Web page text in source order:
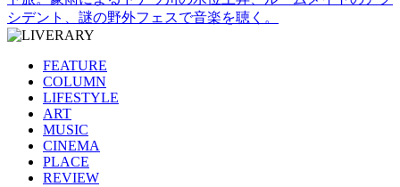
シデント、謎の野外フェスで音楽を聴く。
FEATURE
COLUMN
LIFESTYLE
ART
MUSIC
CINEMA
PLACE
REVIEW